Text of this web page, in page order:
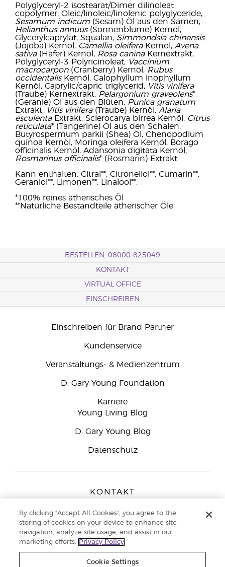
Polyglyceryl-2 isostearat/Dimer dilinoleat
copolymer, Oleic/linoleic/linolenic polyglyceride,
Sesamum indicum (Sesam) Öl aus den Samen,
Helianthus annuus(Sonnenblume) Kernöl,
Glycerylcaprylat, Squalan, Simmondsia chinensis
(Jojoba) Kernöl, Camellia oleiferaKernöl, Avena
sativa(Hafer) Kernöl, Rosa caninaKernextrakt,
Polyglyceryl-3 Polyricinoleat, Vaccinium
macrocarpon(Cranberry) Kernöl, Rubus
occidentalisKernöl, Calophyllum inophyllum
Kernöl, Caprylic/capric triglycerid, Vitis vinifera
(Traube) Kernextrakt, Pelargonium graveolens*
(Geranie) Öl aus den Blüten, Punica granatum
Extrakt, Vitis vinifera(Traube) Kernöl, Alaria
esculentaExtrakt, Sclerocarya birrea Kernöl, Citrus
reticulata* (Tangerine) Öl aus den Schalen,
Butyrospermum parkii (Shea) Öl, Chenopodium
quinoa Kernöl, Moringa oleifera Kernöl, Borago
officinalis Kernöl, Adansonia digitata Kernöl,
Rosmarinus officinalis* (Rosmarin) Extrakt.
Kann enthalten: Citral**, Citronellol**, Cumarin**,
Geraniol**, Limonen**, Linalool**.
*100% reines ätherisches Öl
**Natürliche Bestandteile ätherischer Öle
BESTELLEN: 08000-825049
KONTAKT
VIRTUAL OFFICE
EINSCHREIBEN
Einschreiben für Brand Partner
Kundenservice
Veranstaltungs- & Medienzentrum
D. Gary Young Foundation
Karriere
Young Living Blog
D. Gary Young Blog
Datenschutz
KONTAKT
Peizerweg 97
9727 AJ Groningen
Netherlands
Kundenservice:08000-825049
By clicking “Accept All Cookies”, you agree to the
storing of cookies on your device to enhance site
navigation, analyze site usage, and assist in our
marketing efforts.
Privacy Policy
Cookie Settings